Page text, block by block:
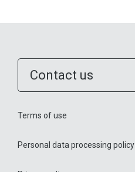
Contact us
Terms of use
Personal data processing policy